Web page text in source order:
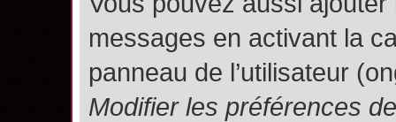
messages en activant la
panneau de l’utilisateur
Modifier les préférences